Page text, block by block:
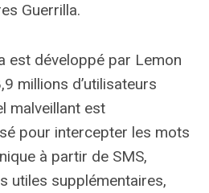
Guerrilla.
est développé par Lemon
millions d’utilisateurs
malveillant est
pour intercepter les mots
à partir de SMS,
utiles supplémentaires,